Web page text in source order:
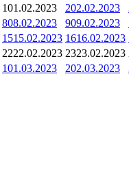
101.02.2023 202.02.2023
808.02.2023 909.02.2023
1515.02.2023 1616.02.2023
2222.02.2023 2323.02.2023
101.03.2023 202.03.2023